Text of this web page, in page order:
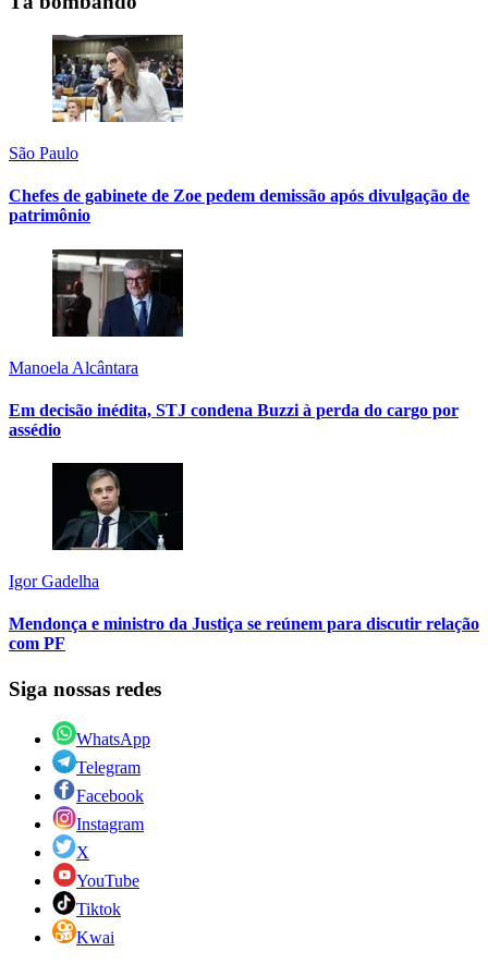
São Paulo
Chefes de gabinete de Zoe pedem demissão após divulgação de
patrimônio
Manoela Alcântara
Em decisão inédita, STJ condena Buzzi à perda do cargo por
assédio
Igor Gadelha
Mendonça e ministro da Justiça se reúnem para discutir relação
com PF
Siga nossas redes
WhatsApp
Telegram
Facebook
Instagram
X
YouTube
Tiktok
Kwai